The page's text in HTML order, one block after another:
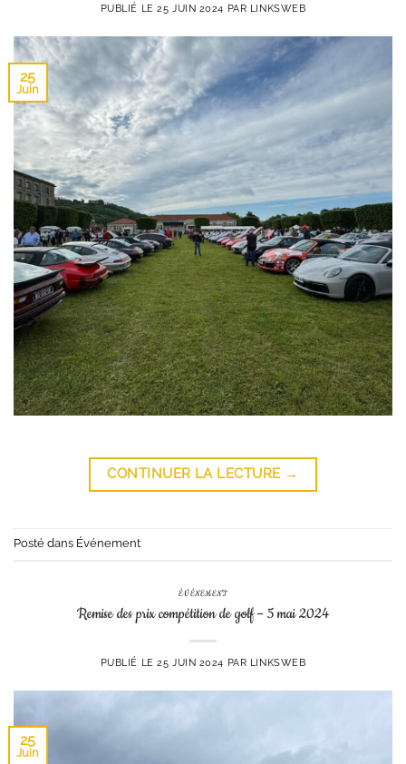
PUBLIÉ LE25 JUIN 2024 PAR LINKSWEB
25
Juin
CONTINUER LA LECTURE →
Posté dans Événement
ÉVÉNEMENT
Remise des prix compétition de golf – 5 mai 2024
PUBLIÉ LE25 JUIN 2024 PAR LINKSWEB
25
Juin